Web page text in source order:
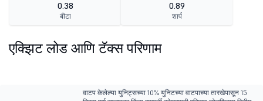
0.38
बीटा
0.89
शार्प
एक्झिट लोड आणि टॅक्स परिणाम
वाटप केलेल्या युनिट्सच्या 10% युनिटच्या वाटपाच्या तारखेपासून 15